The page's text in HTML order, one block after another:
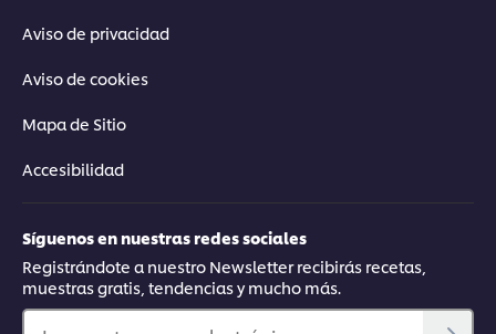
Aviso de privacidad
Aviso de cookies
Mapa de Sitio
Accesibilidad
Síguenos en nuestras redes sociales
Registrándote a nuestro Newsletter recibirás recetas,
muestras gratis, tendencias y mucho más.